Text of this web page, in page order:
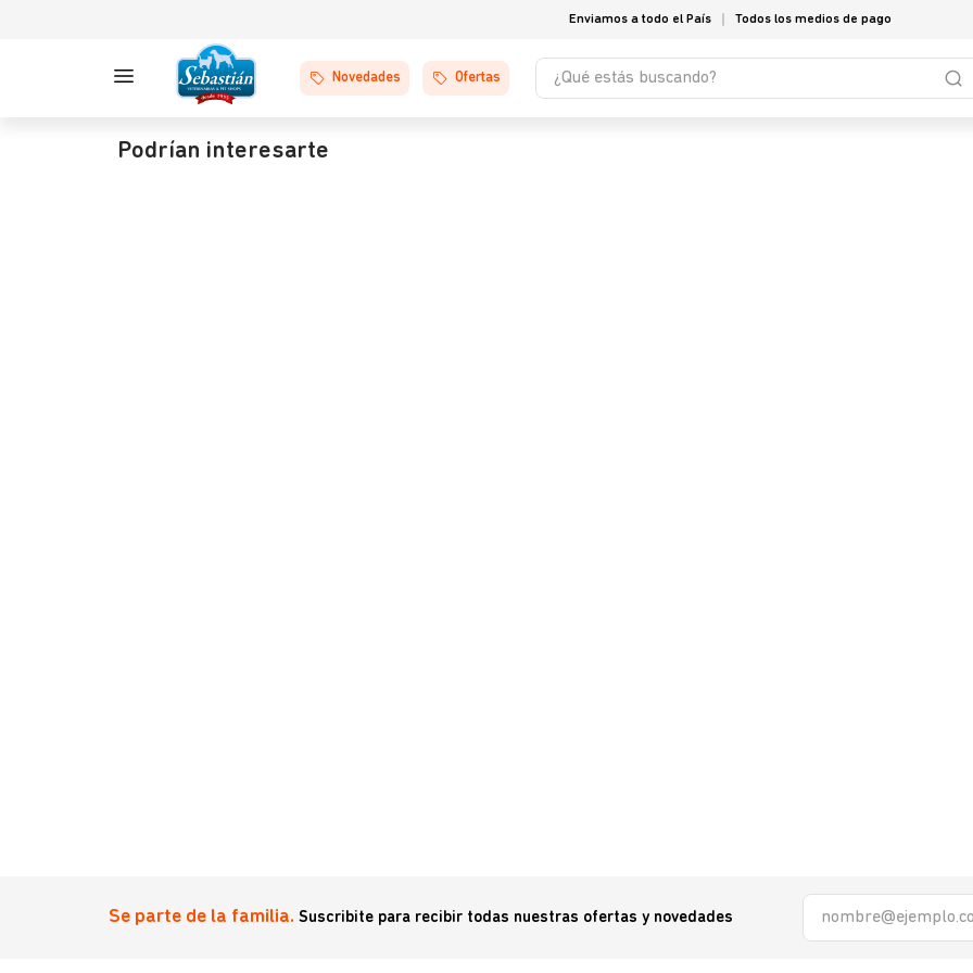
Enviamos a todo el País Todos los medios de pago
Novedades Ofertas
¿Qué estás buscando?
Podrían interesarte
Se parte de la familia. Suscribite para recibir todas nuestras ofertas y novedades